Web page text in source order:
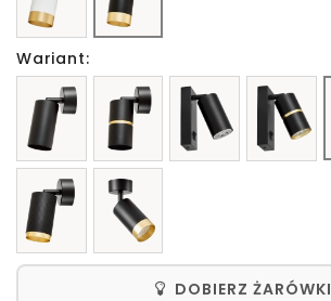
Wariant:
DOBIERZ ŻARÓWKI